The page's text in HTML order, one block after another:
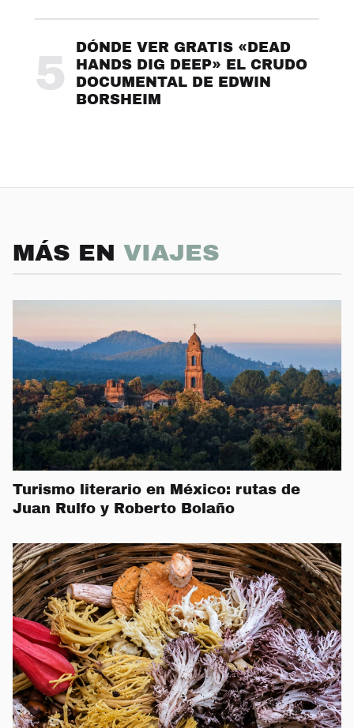
5
DÓNDE VER GRATIS «DEAD
HANDS DIG DEEP» EL CRUDO
DOCUMENTAL DE EDWIN
BORSHEIM
MÁS EN VIAJES
Turismo literario en México: rutas de
Juan Rulfo y Roberto Bolaño